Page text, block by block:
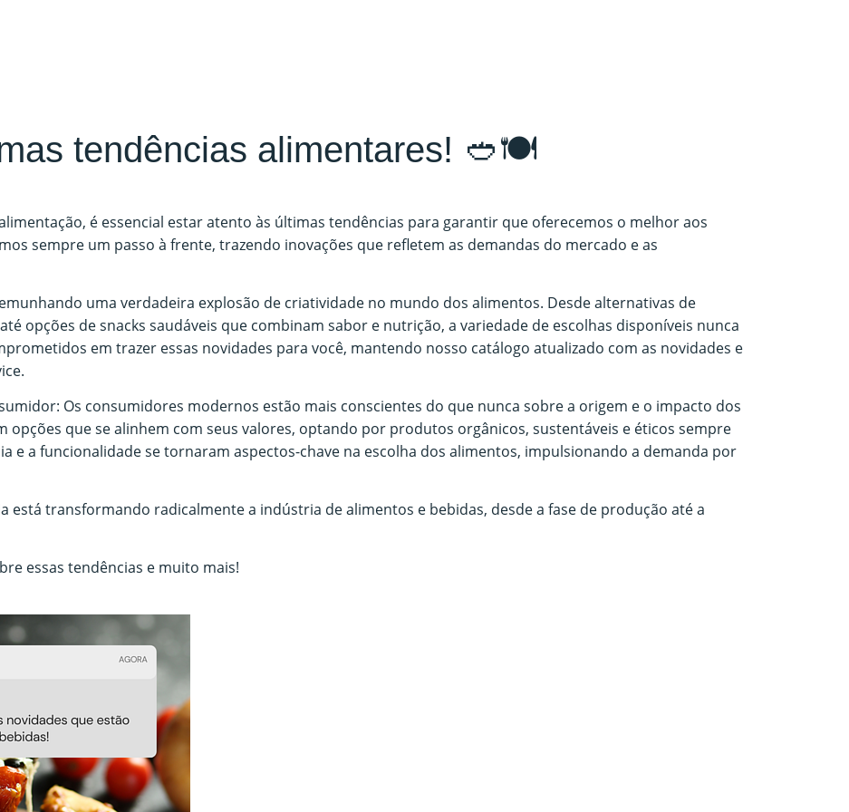
tendências alimentares! 🥙🍽️
é essencial estar atento às últimas tendências para garantir que oferecemos o melhor aos
sempre um passo à frente, trazendo inovações que refletem as demandas do mercado e as
uma verdadeira explosão de criatividade no mundo dos alimentos. Desde alternativas de
opções de snacks saudáveis que combinam sabor e nutrição, a variedade de escolhas disponíveis nunca
em trazer essas novidades para você, mantendo nosso catálogo atualizado com as novidades e
Os consumidores modernos estão mais conscientes do que nunca sobre a origem e o impacto dos
opções que se alinhem com seus valores, optando por produtos orgânicos, sustentáveis e éticos sempre
e a funcionalidade se tornaram aspectos-chave na escolha dos alimentos, impulsionando a demanda por
está transformando radicalmente a indústria de alimentos e bebidas, desde a fase de produção até a
essas tendências e muito mais!